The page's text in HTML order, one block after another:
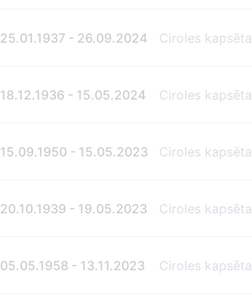
25.01.1937 - 26.09.2024 Ciroles kapsēta
18.12.1936 - 15.05.2024 Ciroles kapsēta
15.09.1950 - 15.05.2023 Ciroles kapsēta
20.10.1939 - 19.05.2023 Ciroles kapsēta
05.05.1958 - 13.11.2023 Ciroles kapsēta